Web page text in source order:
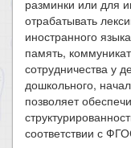
разминки или для
отрабатывать
иностранного
память,
сотрудничества у
дошкольного,
позволяет
соответствии с